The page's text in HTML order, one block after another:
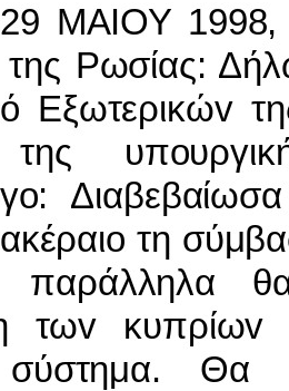
1998,
της Ρωσίας:
Εξωτερικώv
της
ακέραιo τη
τωv κυπρίωv
σύστημα. Θα